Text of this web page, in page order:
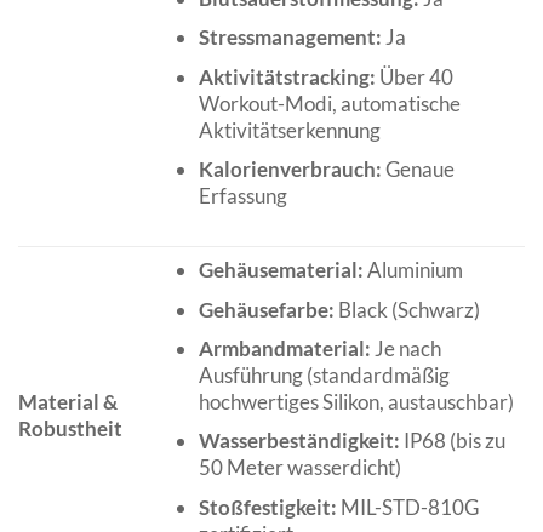
Stressmanagement:Ja
Aktivitätstracking: Über 40
Workout-Modi, automatische
Aktivitätserkennung
Kalorienverbrauch:Genaue
Erfassung
Material &
Robustheit
Gehäusematerial:Aluminium
Gehäusefarbe: Black (Schwarz)
Armbandmaterial: Je nach
Ausführung (standardmäßig
hochwertiges Silikon, austauschbar)
Wasserbeständigkeit: IP68 (bis zu
50 Meter wasserdicht)
Stoßfestigkeit: MIL-STD-810G